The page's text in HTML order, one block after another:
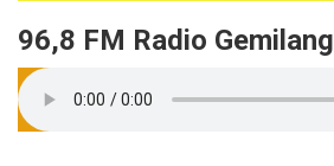
96,8 FM Radio Gemilang